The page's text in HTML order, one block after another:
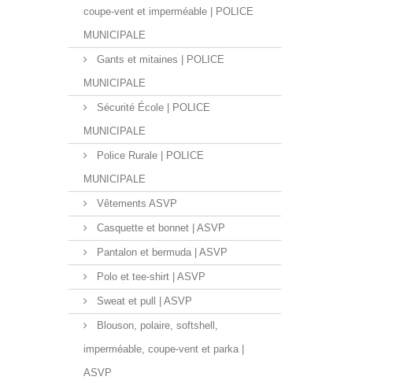
coupe-vent et imperméable | POLICE
MUNICIPALE
Gants et mitaines | POLICE
MUNICIPALE
Sécurité École | POLICE
MUNICIPALE
Police Rurale | POLICE
MUNICIPALE
Vêtements ASVP
Casquette et bonnet | ASVP
Pantalon et bermuda | ASVP
Polo et tee-shirt | ASVP
Sweat et pull | ASVP
Blouson, polaire, softshell,
imperméable, coupe-vent et parka |
ASVP